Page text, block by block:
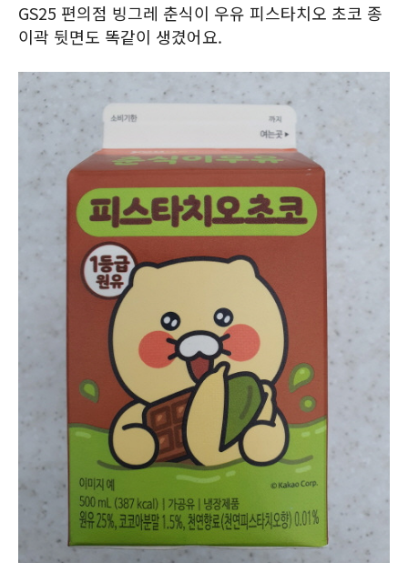
GS25 편의점 빙그레 춘식이 우유 피스타치오 초코 종
이곽 뒷면도 똑같이 생겼어요.